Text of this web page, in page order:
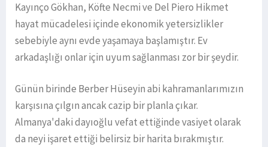
Kayınço Gökhan, Köfte Necmi ve Del Piero Hikmet
hayat mücadelesi içinde ekonomik yetersizlikler
sebebiyle aynı evde yaşamaya başlamıştır. Ev
arkadaşlığı onlar için uyum sağlanması zor bir şeydir.
Günün birinde Berber Hüseyin abi kahramanlarımızın
karşısına çılgın ancak cazip bir planla çıkar.
Almanya'daki dayıoğlu vefat ettiğinde vasiyet olarak
da neyi işaret ettiği belirsiz bir harita bırakmıştır.